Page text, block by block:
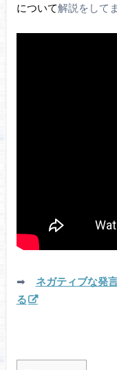
について解説をして
➡ ネガティブな発
る